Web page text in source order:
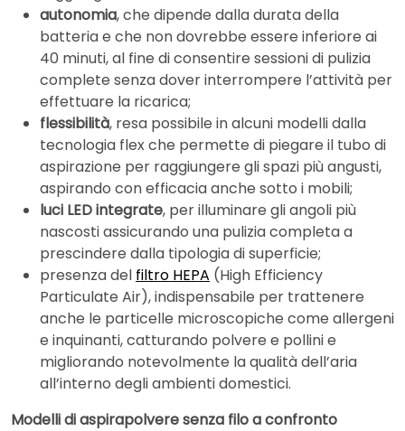
autonomia, che dipende dalla durata della
batteria e che non dovrebbe essere inferiore ai
40 minuti, al fine di consentire sessioni di pulizia
complete senza dover interrompere l’attività per
effettuare la ricarica;
flessibilità, resa possibile in alcuni modelli dalla
tecnologia flex che permette di piegare il tubo di
aspirazione per raggiungere gli spazi più angusti,
aspirando con efficacia anche sotto i mobili;
luci LED integrate, per illuminare gli angoli più
nascosti assicurando una pulizia completa a
prescindere dalla tipologia di superficie;
presenza del filtro HEPA (High Efficiency
Particulate Air), indispensabile per trattenere
anche le particelle microscopiche come allergeni
e inquinanti, catturando polvere e pollini e
migliorando notevolmente la qualità dell’aria
all’interno degli ambienti domestici.
Modelli di aspirapolvere senza filo a confronto